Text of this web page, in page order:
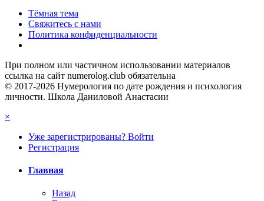
Тёмная тема
Свяжитесь с нами
Политика конфиденциальности
При полном или частичном использовании материалов
ссылка на сайт numerolog.club обязательна
© 2017-2026 Нумерология по дате рождения и психология
личности. Школа Даниловой Анастасии
×
Уже зарегистрированы? Войти
Регистрация
Главная
Назад